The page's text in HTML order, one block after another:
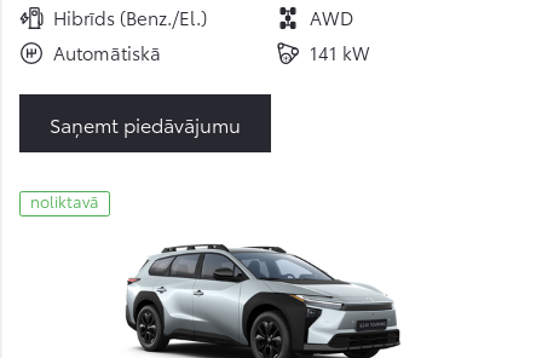
Hibrīds (Benz./El.)
AWD
Automātiskā
141 kW
Saņemt piedāvājumu
noliktavā